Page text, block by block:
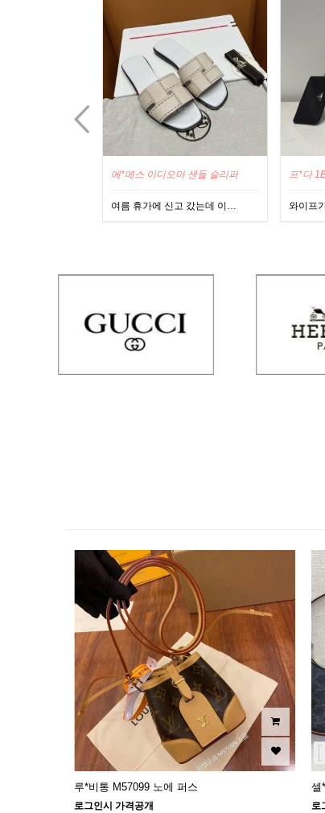
프*다 1BZ811 나일론 백팩
와이프가 편하게 들고 다니기…
프*다
자주
next
루*비통 M57099 노에 퍼스
로그인시 가격공개
셀
로